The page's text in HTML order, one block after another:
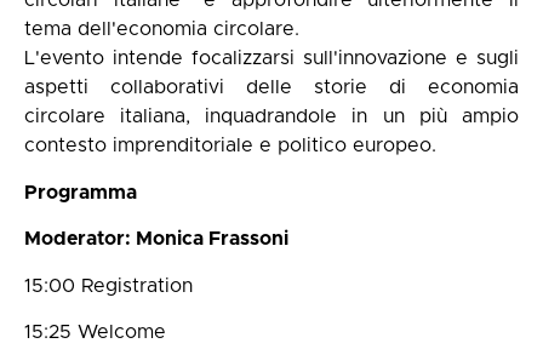
tema dell'economia circolare.
L'evento intende focalizzarsi sull'innovazione e sugli
aspetti collaborativi delle storie di economia
circolare italiana, inquadrandole in un più ampio
contesto imprenditoriale e politico europeo.
Programma
Moderator: Monica Frassoni
15:00 Registration
15:25 Welcome